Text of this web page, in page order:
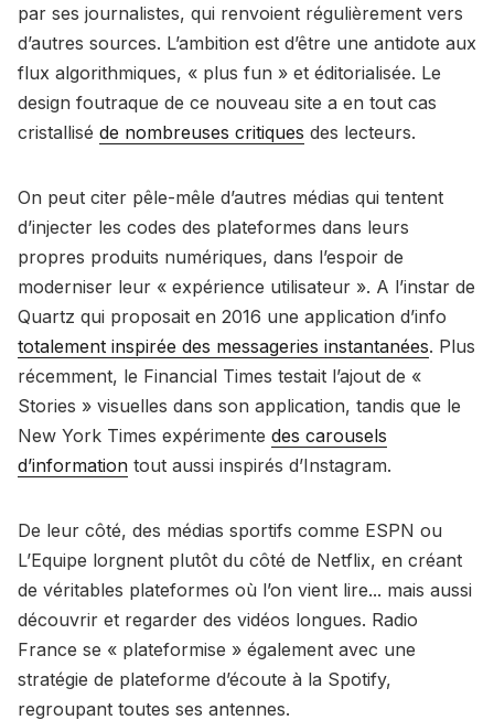
par ses journalistes, qui renvoient régulièrement vers
d’autres sources. L’ambition est d’être une antidote aux
flux algorithmiques, « plus fun » et éditorialisée. Le
design foutraque de ce nouveau site a en tout cas
cristallisé de nombreuses critiques des lecteurs.
On peut citer pêle-mêle d’autres médias qui tentent
d’injecter les codes des plateformes dans leurs
propres produits numériques, dans l’espoir de
moderniser leur « expérience utilisateur ». A l’instar de
Quartz qui proposait en 2016 une application d’info
totalement inspirée des messageries instantanées. Plus
récemment, le Financial Times testait l’ajout de «
Stories » visuelles dans son application, tandis que le
New York Times expérimente des carousels
d’information tout aussi inspirés d’Instagram.
De leur côté, des médias sportifs comme ESPN ou
L’Equipe lorgnent plutôt du côté de Netflix, en créant
de véritables plateformes où l’on vient lire... mais aussi
découvrir et regarder des vidéos longues. Radio
France se « plateformise » également avec une
stratégie de plateforme d’écoute à la Spotify,
regroupant toutes ses antennes.